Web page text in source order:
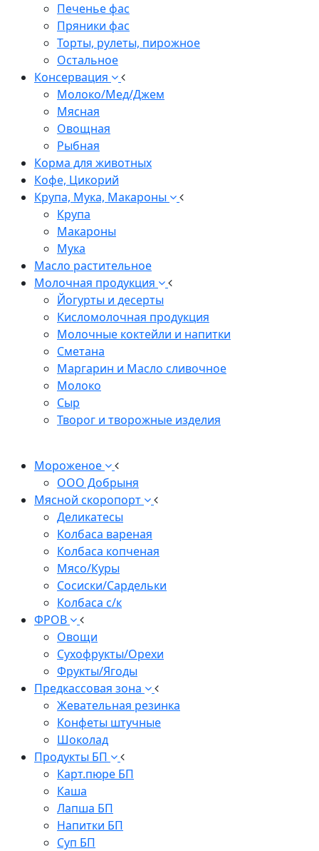
Печенье фас
Пряники фас
Торты, рулеты, пирожное
Остальное
Консервация
Молоко/Мед/Джем
Мясная
Овощная
Рыбная
Корма для животных
Кофе, Цикорий
Крупа, Мука, Макароны
Крупа
Макароны
Мука
Масло растительное
Молочная продукция
Йогурты и десерты
Кисломолочная продукция
Молочные коктейли и напитки
Сметана
Маргарин и Масло сливочное
Молоко
Сыр
Творог и творожные изделия
Мороженое
ООО Добрыня
Мясной скоропорт
Деликатесы
Колбаса вареная
Колбаса копченая
Мясо/Куры
Сосиски/Сардельки
Колбаса с/к
ФРОВ
Овощи
Сухофрукты/Орехи
Фрукты/Ягоды
Предкассовая зона
Жевательная резинка
Конфеты штучные
Шоколад
Продукты БП
Карт.пюре БП
Каша
Лапша БП
Напитки БП
Суп БП